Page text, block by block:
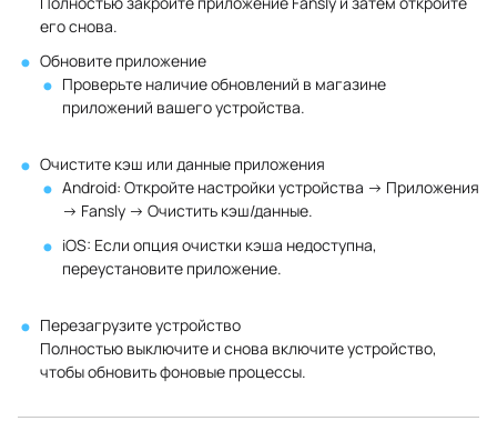
его снова.
Обновите приложение
Проверьте наличие обновлений в магазине
приложений вашего устройства.
Очистите кэш или данные приложения
Android: Откройте настройки устройства → Приложения
→ Fansly → Очистить кэш/данные.
iOS: Если опция очистки кэша недоступна,
переустановите приложение.
Перезагрузите устройство
Полностью выключите и снова включите устройство,
чтобы обновить фоновые процессы.